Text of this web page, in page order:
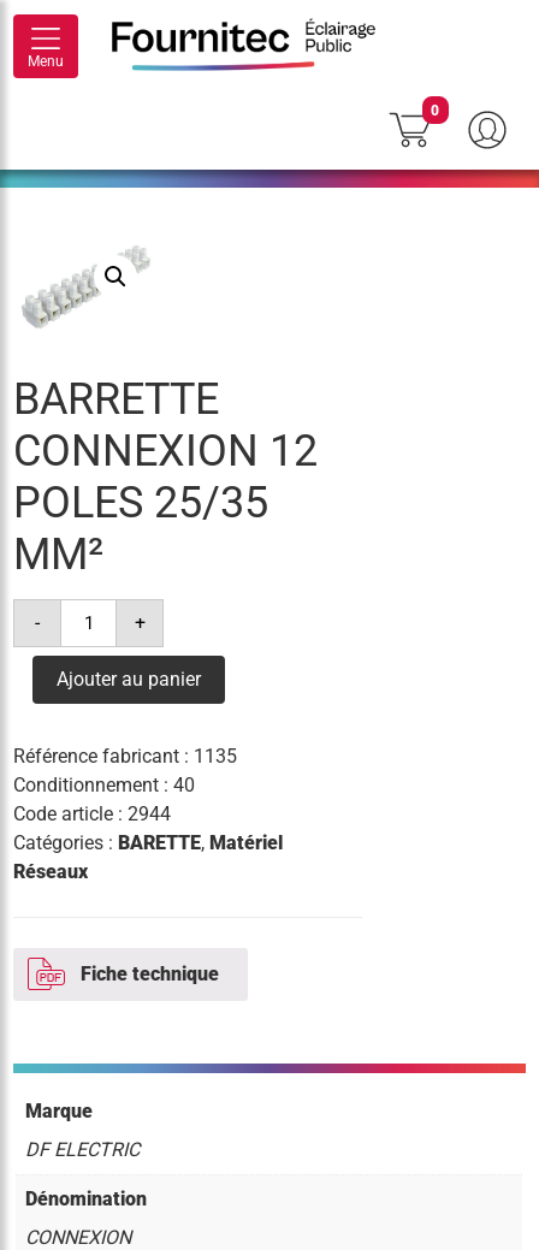
Menu
0
BARRETTE
CONNEXION 12
POLES 25/35
MM²
-
quantité
barrette
12
poles
+
Ajouter au panier
Référence fabricant : 1135
Conditionnement : 40
Code article :2944
Catégories :BARETTE,Matériel
Réseaux
Fiche technique
Marque
DF ELECTRIC
Dénomination
CONNEXION